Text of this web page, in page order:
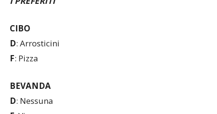
CIBO
D: Arrosticini
F: Pizza
BEVANDA
D: Nessuna